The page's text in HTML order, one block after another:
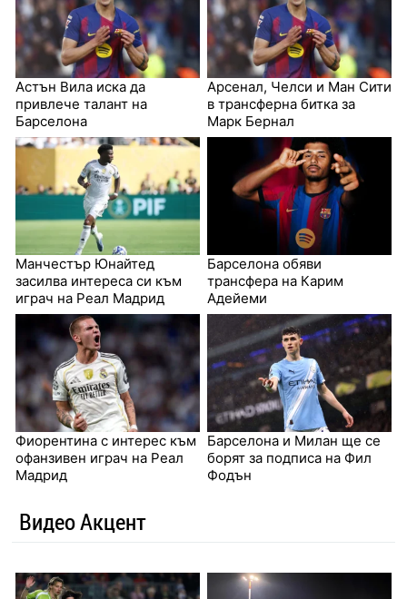
Астън Вила иска да
привлече талант на
Барселона
Арсенал, Челси и Ман Сити
в трансферна битка за
Марк Бернал
Манчестър Юнайтед
засилва интереса си към
играч на Реал Мадрид
Барселона обяви
трансфера на Карим
Адейеми
Фиорентина с интерес към
офанзивен играч на Реал
Мадрид
Барселона и Милан ще се
борят за подписа на Фил
Фодън
Видео Акцент